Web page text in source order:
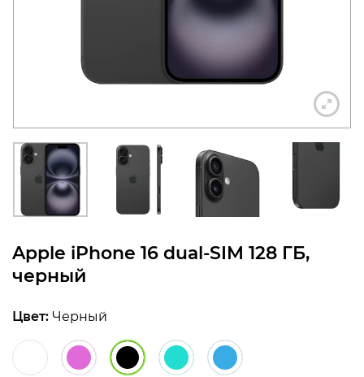
Apple iPhone 16 dual-SIM 128 ГБ,
черный
Цвет: Черный
политикой
конфиденциальности
+7 812 318-40-14
(c 10:00 до 21:00, без
выходных)